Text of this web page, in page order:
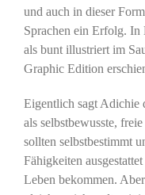
und auch in dieser
Sprachen ein Erfolg. In
als bunt illustriert im
Graphic Edition
Eigentlich sagt Adichie
als selbstbewusste,
sollten selbstbestimmt
Fähigkeiten
Leben bekommen.